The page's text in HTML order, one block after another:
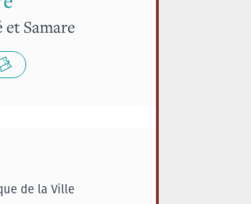
Samare
de la Ville